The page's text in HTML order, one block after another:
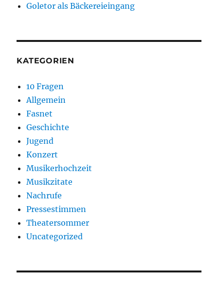
Goletor als Bäckereieingang
KATEGORIEN
10 Fragen
Allgemein
Fasnet
Geschichte
Jugend
Konzert
Musikerhochzeit
Musikzitate
Nachrufe
Pressestimmen
Theatersommer
Uncategorized